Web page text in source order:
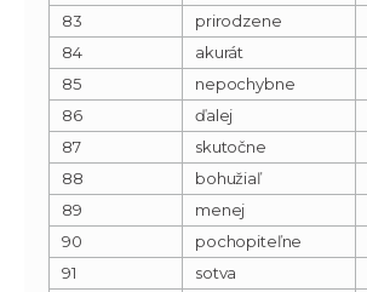
83
prirodzene
84
akurát
85
nepochybne
86
ďalej
87
skutočne
88
bohužiaľ
89
menej
90
pochopiteľne
91
sotva